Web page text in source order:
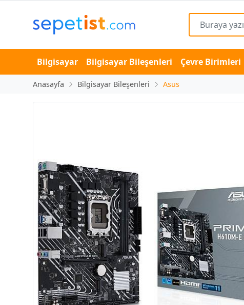
Bilgisayar Bilgisayar Bileşenleri Çevre Birimleri
Anasayfa Bilgisayar Bileşenleri Asus